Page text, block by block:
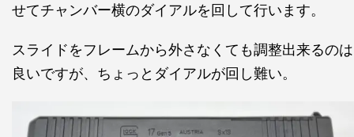
せてチャンバー横のダイアルを回して行います。
スライドをフレームから外さなくても調整出来るのは
良いですが、ちょっとダイアルが回し難い。